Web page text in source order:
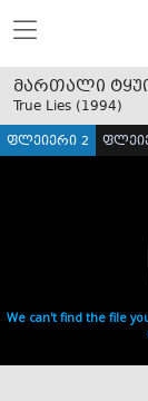
მართალი
True Lies (1994)
ფლეიერი 2